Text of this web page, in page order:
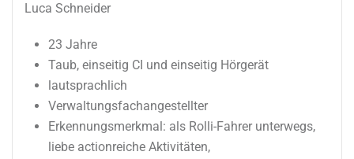
Luca Schneider
23 Jahre
Taub, einseitig CI und einseitig Hörgerät
lautsprachlich
Verwaltungsfachangestellter
Erkennungsmerkmal: als Rolli-Fahrer unterwegs,
liebe actionreiche Aktivitäten,